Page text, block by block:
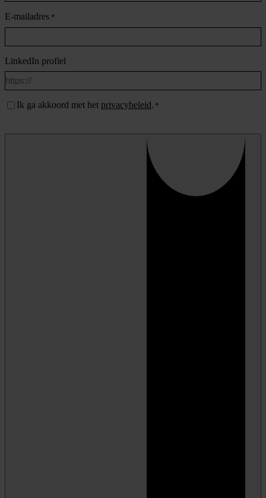
E-mailadres *
LinkedIn profiel
Instemming
Ik ga akkoord met het privacybeleid. *